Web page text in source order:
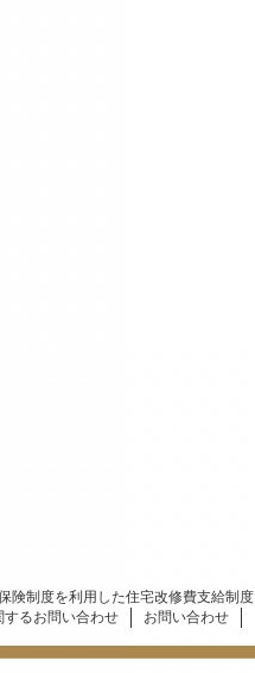
険制度を利用した住宅改修費支給制度
するお問い合わせ お問い合わせ